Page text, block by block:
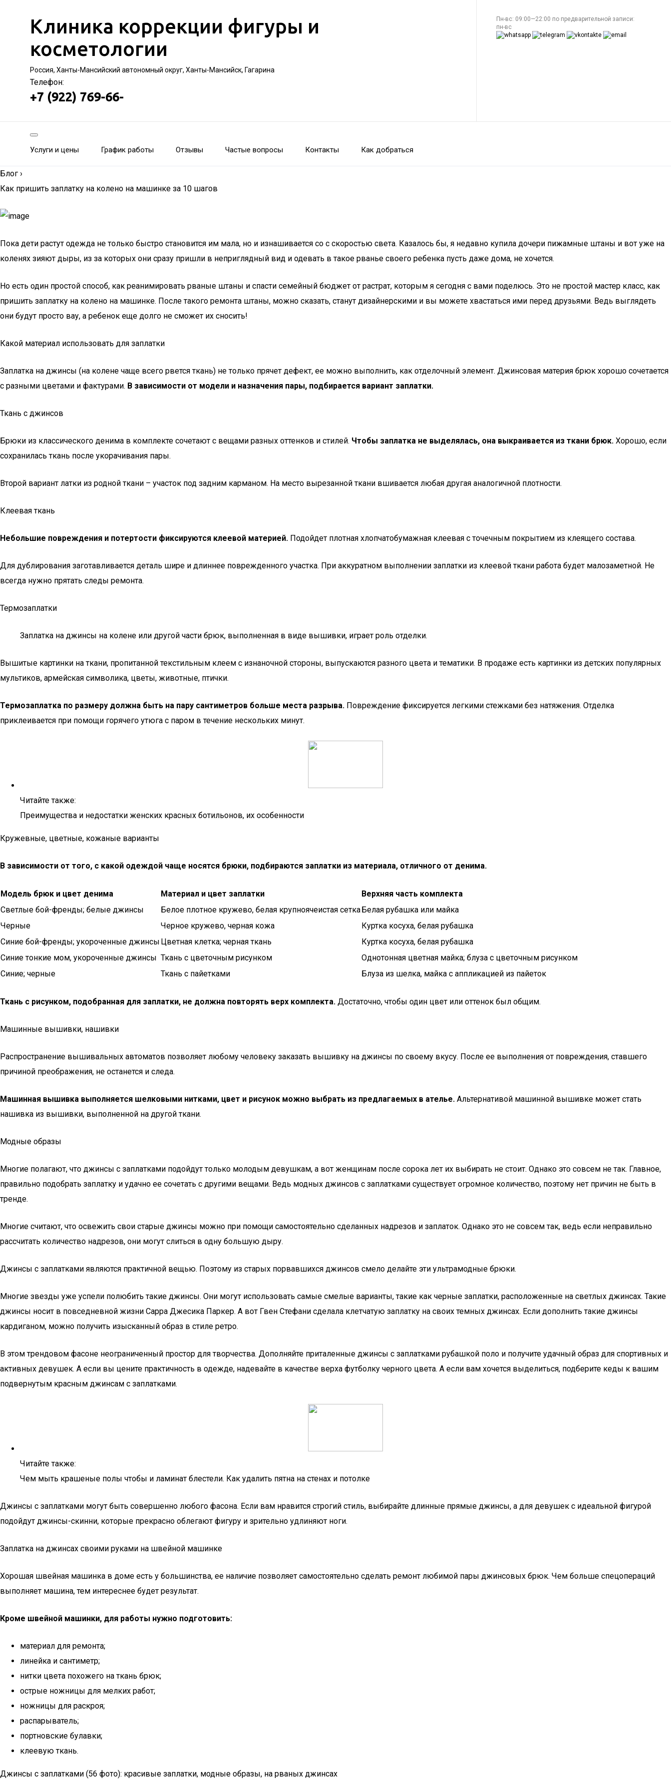
Клиника коррекции фигуры и
косметологии
Россия, Ханты-Мансийский автономный округ, Ханты-Мансийск, Гагарина
Телефон:
+7 (922) 769-66-
Пн-вс: 09:00—22:00 по предварительной записи:
пн-вс
Услуги и цены График работы Отзывы Частые вопросы Контакты Как добраться
Блог ›
Как пришить заплатку на колено на машинке за 10 шагов
Пока дети растут одежда не только быстро становится им мала, но и изнашивается со с скоростью света. Казалось бы, я недавно купила дочери пижамные штаны и вот уже на
коленях зияют дыры, из за которых они сразу пришли в неприглядный вид и одевать в такое рванье своего ребенка пусть даже дома, не хочется.
Но есть один простой способ, как реанимировать рваные штаны и спасти семейный бюджет от растрат, которым я сегодня с вами поделюсь. Это не простой мастер класс, как
пришить заплатку на колено на машинке. После такого ремонта штаны, можно сказать, станут дизайнерскими и вы можете хвастаться ими перед друзьями. Ведь выглядеть
они будут просто вау, а ребенок еще долго не сможет их сносить!
Какой материал использовать для заплатки
Заплатка на джинсы (на колене чаще всего рвется ткань) не только прячет дефект, ее можно выполнить, как отделочный элемент. Джинсовая материя брюк хорошо сочетается
с разными цветами и фактурами. В зависимости от модели и назначения пары, подбирается вариант заплатки.
Ткань с джинсов
Брюки из классического денима в комплекте сочетают с вещами разных оттенков и стилей. Чтобы заплатка не выделялась, она выкраивается из ткани брюк. Хорошо, если
сохранилась ткань после укорачивания пары.
Второй вариант латки из родной ткани – участок под задним карманом. На место вырезанной ткани вшивается любая другая аналогичной плотности.
Клеевая ткань
Небольшие повреждения и потертости фиксируются клеевой материей. Подойдет плотная хлопчатобумажная клеевая с точечным покрытием из клеящего состава.
Для дублирования заготавливается деталь шире и длиннее поврежденного участка. При аккуратном выполнении заплатки из клеевой ткани работа будет малозаметной. Не
всегда нужно прятать следы ремонта.
Термозаплатки
Заплатка на джинсы на колене или другой части брюк, выполненная в виде вышивки, играет роль отделки.
Вышитые картинки на ткани, пропитанной текстильным клеем с изнаночной стороны, выпускаются разного цвета и тематики. В продаже есть картинки из детских популярных
мультиков, армейская символика, цветы, животные, птички.
Термозаплатка по размеру должна быть на пару сантиметров больше места разрыва. Повреждение фиксируется легкими стежками без натяжения. Отделка
приклеивается при помощи горячего утюга с паром в течение нескольких минут.
Читайте также:
Преимущества и недостатки женских красных ботильонов, их особенности
Кружевные, цветные, кожаные варианты
В зависимости от того, с какой одеждой чаще носятся брюки, подбираются заплатки из материала, отличного от денима.
Модель брюк и цвет денима Материал и цвет заплатки
Верхняя часть комплекта
Светлые бой-френды; белые джинсы
Белое плотное кружево, белая крупноячеистая сеткаБелая рубашка или майка
Черные
Черное кружево, черная кожа
Куртка косуха, белая рубашка
Синие бой-френды; укороченные джинсы Цветная клетка; черная ткань
Куртка косуха, белая рубашка
Синие тонкие мом, укороченные джинсы Ткань с цветочным рисунком
Однотонная цветная майка; блуза с цветочным рисунком
Синие; черные
Ткань с пайетками Блуза из шелка, майка с аппликацией из пайеток
Ткань с рисунком, подобранная для заплатки, не должна повторять верх комплекта. Достаточно, чтобы один цвет или оттенок был общим.
Машинные вышивки, нашивки
Распространение вышивальных автоматов позволяет любому человеку заказать вышивку на джинсы по своему вкусу. После ее выполнения от повреждения, ставшего
причиной преображения, не останется и следа.
Машинная вышивка выполняется шелковыми нитками, цвет и рисунок можно выбрать из предлагаемых в ателье. Альтернативой машинной вышивке может стать
нашивка из вышивки, выполненной на другой ткани.
Модные образы
Многие полагают, что джинсы с заплатками подойдут только молодым девушкам, а вот женщинам после сорока лет их выбирать не стоит. Однако это совсем не так. Главное,
правильно подобрать заплатку и удачно ее сочетать с другими вещами. Ведь модных джинсов с заплатками существует огромное количество, поэтому нет причин не быть в
тренде.
Многие считают, что освежить свои старые джинсы можно при помощи самостоятельно сделанных надрезов и заплаток. Однако это не совсем так, ведь если неправильно
рассчитать количество надрезов, они могут слиться в одну большую дыру.
Джинсы с заплатками являются практичной вещью. Поэтому из старых порвавшихся джинсов смело делайте эти ультрамодные брюки.
Многие звезды уже успели полюбить такие джинсы. Они могут использовать самые смелые варианты, такие как черные заплатки, расположенные на светлых джинсах. Такие
джинсы носит в повседневной жизни Сарра Джесика Паркер. А вот Гвен Стефани сделала клетчатую заплатку на своих темных джинсах. Если дополнить такие джинсы
кардиганом, можно получить изысканный образ в стиле ретро.
В этом трендовом фасоне неограниченный простор для творчества. Дополняйте приталенные джинсы с заплатками рубашкой поло и получите удачный образ для спортивных и
активных девушек. А если вы цените практичность в одежде, надевайте в качестве верха футболку черного цвета. А если вам хочется выделиться, подберите кеды к вашим
подвернутым красным джинсам с заплатками.
Читайте также:
Чем мыть крашеные полы чтобы и ламинат блестели. Как удалить пятна на стенах и потолке
Джинсы с заплатками могут быть совершенно любого фасона. Если вам нравится строгий стиль, выбирайте длинные прямые джинсы, а для девушек с идеальной фигурой
подойдут джинсы-скинни, которые прекрасно облегают фигуру и зрительно удлиняют ноги.
Заплатка на джинсах своими руками на швейной машинке
Хорошая швейная машинка в доме есть у большинства, ее наличие позволяет самостоятельно сделать ремонт любимой пары джинсовых брюк. Чем больше спецопераций
выполняет машина, тем интереснее будет результат.
Кроме швейной машинки, для работы нужно подготовить:
материал для ремонта;
линейка и сантиметр;
нитки цвета похожего на ткань брюк;
острые ножницы для мелких работ;
ножницы для раскроя;
распарыватель;
портновские булавки;
клеевую ткань.
Джинсы с заплатками (56 фото): красивые заплатки, модные образы, на рваных джинсах